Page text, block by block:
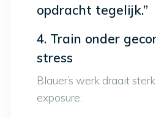
opdracht tegelijk.”
4. Train onder
stress
Blauer’s werk draait
exposure.